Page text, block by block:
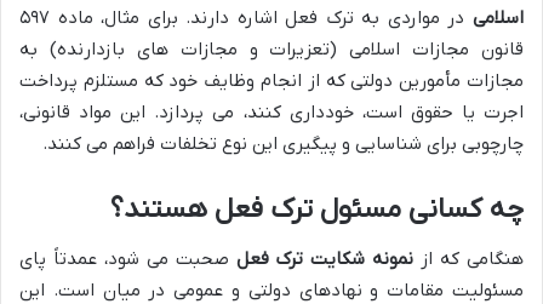
اسلامی
در مواردی به ترک فعل اشاره دارند. برای مثال، ماده ۵۹۷
قانون مجازات اسلامی (تعزیرات و مجازات های بازدارنده) به
مجازات مأمورین دولتی که از انجام وظایف خود که مستلزم پرداخت
اجرت یا حقوق است، خودداری کنند، می پردازد. این مواد قانونی،
چارچوبی برای شناسایی و پیگیری این نوع تخلفات فراهم می کنند.
چه کسانی مسئول ترک فعل هستند؟
هنگامی که از نمونه شکایت ترک فعل صحبت می شود، عمدتاً پای
مسئولیت مقامات و نهادهای دولتی و عمومی در میان است. این